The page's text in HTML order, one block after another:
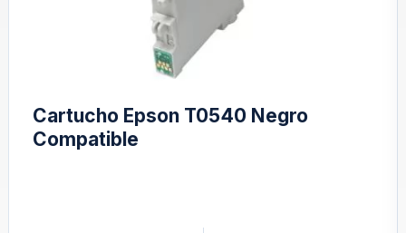
Cartucho Epson T0540 Negro
Compatible